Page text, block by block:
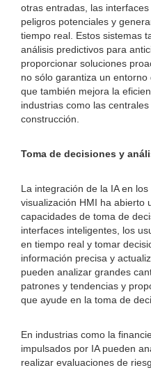
otras entradas, las
peligros potenciales y
tiempo real. Estos sistemas
análisis predictivos para
proporcionar soluciones
no sólo garantiza un
que también mejora la
industrias como las
construcción.
Toma de decisiones y
La integración de la IA en
visualización HMI ha abierto
capacidades de toma de
interfaces inteligentes, los
en tiempo real y tomar
información precisa y
pueden analizar grandes
patrones y tendencias y
que ayude en la toma de
En industrias como la
impulsados ​​por IA pueden
realizar evaluaciones de